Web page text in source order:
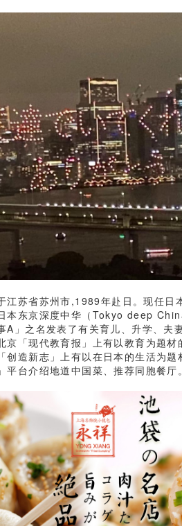
江苏省苏州市,1989年赴日。现任日
本东京深度中华（Tokyo deep
A」之名发表了有关育儿、升学、夫
京「现代教育报」上有以教育为题
创造新志」上有以在日本的生活为
平台介绍地道中国菜、推荐同胞餐厅